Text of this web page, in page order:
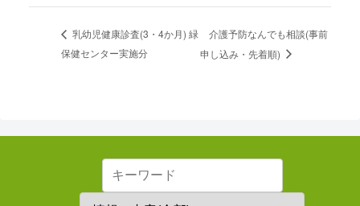
乳幼児健康診査(3・4か月) 緑
保健センター実施分
介護予防なんでも相談(事前
申し込み・先着順)